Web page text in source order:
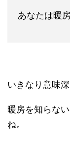
あなたは暖
いきなり意味
暖房を知らな
ね。